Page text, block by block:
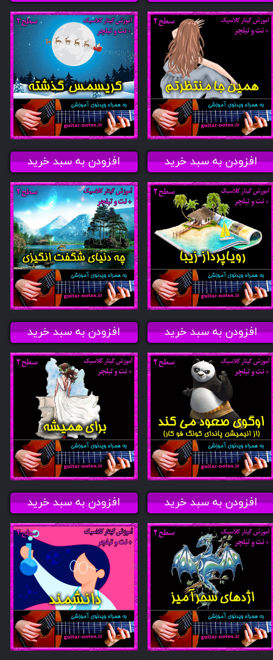
افزودن به سبد خرید افزودن به سبد خرید
افزودن به سبد خرید افزودن به سبد خرید
افزودن به سبد خرید افزودن به سبد خرید